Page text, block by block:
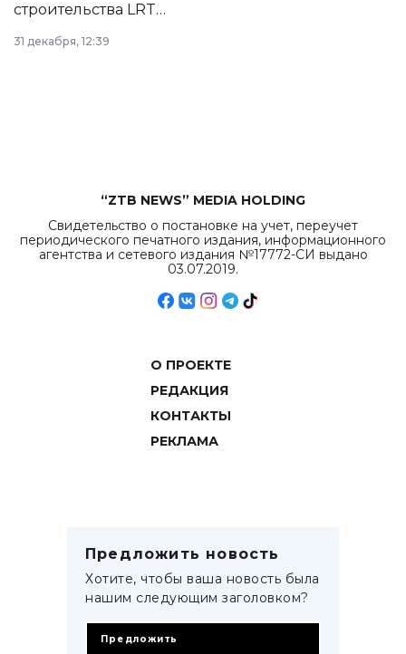
строительства LRT
в Астане из
республиканского
31 декабря, 12:39
“ZTB NEWS” MEDIA HOLDING
Свидетельство о постановке на учет, переучет
периодического печатного издания, информационного
агентства и сетевого издания №17772-СИ выдано
03.07.2019.
О ПРОЕКТЕ
РЕДАКЦИЯ
КОНТАКТЫ
РЕКЛАМА
Предложить новость
Хотите, чтобы ваша новость была
нашим следующим заголовком?
Предложить